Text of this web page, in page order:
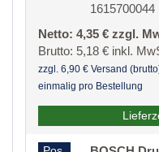
1615700044
Netto: 4,35 € zzgl.
Brutto: 5,18 € inkl.
zzgl. 6,90 € Versand
einmalig pro Bestellung